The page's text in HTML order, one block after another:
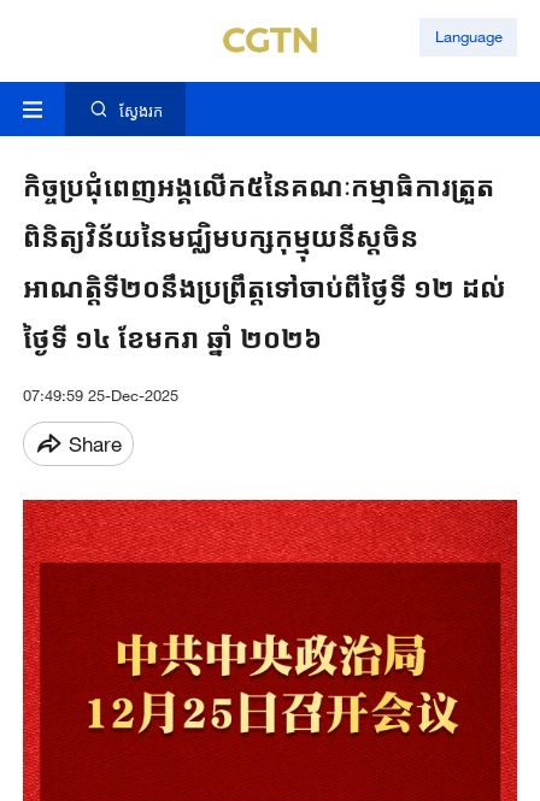
Language
ស្វែងរក
កិច្ចប្រជុំពេញអង្គលើក៥នៃគណៈកម្មាធិការត្រួត
ពិនិត្យវិន័យនៃមជ្ឈិមបក្សកុម្មុយនីស្តចិន
អាណត្តិទី២០នឹងប្រព្រឹត្តទៅចាប់ពីថ្ងៃទី ១២ ដល់
ថ្ងៃទី ១៤ ខែមករា ឆ្នាំ ២០២៦
07:49:59 25-Dec-2025
Share